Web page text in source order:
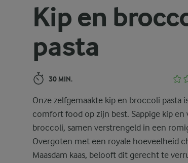
Kip en
pasta
30 MIN.
Onze zelfgemaakte kip en broccoli pasta
comfort food op zijn best. Sappige kip en
broccoli, samen verstrengeld in een
Overgoten met een royale hoeveelheid
Maasdam kaas, belooft dit gerecht te